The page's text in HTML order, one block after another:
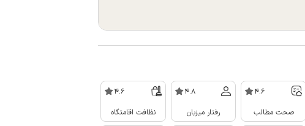
4.6
صحت مطالب
4.8
رفتار میزبان
4.6
نظافت اقامتگاه